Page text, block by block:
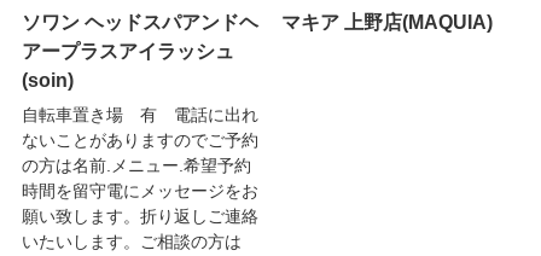
ソワン ヘッドスパアンドヘ
アープラスアイラッシュ
(soin)
自転車置き場 有 電話に出れ
ないことがありますのでご予約
の方は名前.メニュー.希望予約
時間を留守電にメッセージをお
願い致します。折り返しご連絡
いたいします。ご相談の方は
マキア 上野店(MAQUIA)